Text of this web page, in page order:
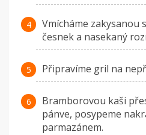
Vmícháme zakysanou
česnek a nasekaný
Připravíme gril na
Bramborovou kaši
pánve, posypeme
parmazánem.